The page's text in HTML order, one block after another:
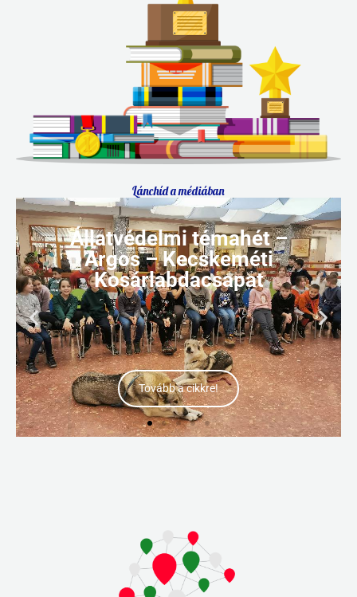
Lánchíd a médiában